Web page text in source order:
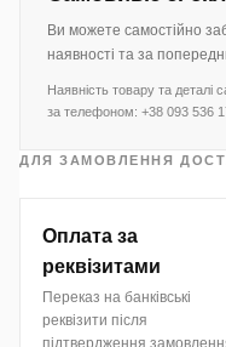
Ви можете самостійно
наявності та за
Наявність товару та
за телефоном: +38 093 536
ДЛЯ ЗАМОВЛЕННЯ
Оплата за
реквізитами
Переказ на банківські
реквізити після
підтвердження